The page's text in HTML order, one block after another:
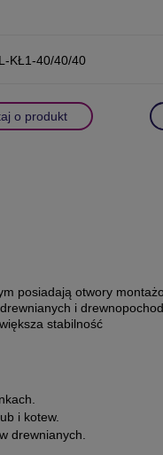
KŁ1-40/40/40
o produkt
posiadają otwory
i
stabilność
i kotew.
drewnianych.